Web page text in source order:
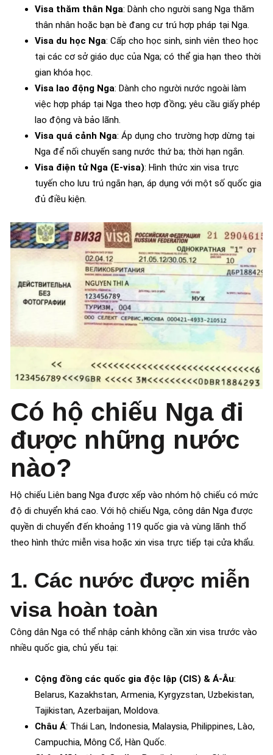
Visa thăm thân Nga: Dành cho người sang Nga thăm
thân nhân hoặc bạn bè đang cư trú hợp pháp tại Nga.
Visa du học Nga: Cấp cho học sinh, sinh viên theo học
tại các cơ sở giáo dục của Nga; có thể gia hạn theo thời
gian khóa học.
Visa lao động Nga: Dành cho người nước ngoài làm
việc hợp pháp tại Nga theo hợp đồng; yêu cầu giấy phép
lao động và bảo lãnh.
Visa quá cảnh Nga: Áp dụng cho trường hợp dừng tại
Nga để nối chuyến sang nước thứ ba; thời hạn ngắn.
Visa điện tử Nga (E-visa): Hình thức xin visa trực
tuyến cho lưu trú ngắn hạn, áp dụng với một số quốc gia
đủ điều kiện.
Có hộ chiếu Nga đi
được những nước
nào?
Hộ chiếu Liên bang Nga được xếp vào nhóm hộ chiếu có mức
độ di chuyển khá cao. Với hộ chiếu Nga, công dân Nga được
quyền di chuyển đến khoảng 119 quốc gia và vùng lãnh thổ
theo hình thức miễn visa hoặc xin visa trực tiếp tại cửa khẩu.
1. Các nước được miễn
visa hoàn toàn
Công dân Nga có thể nhập cảnh không cần xin visa trước vào
nhiều quốc gia, chủ yếu tại:
Cộng đồng các quốc gia độc lập (CIS) & Á-Âu:
Belarus, Kazakhstan, Armenia, Kyrgyzstan, Uzbekistan,
Tajikistan, Azerbaijan, Moldova.
Châu Á: Thái Lan, Indonesia, Malaysia, Philippines, Lào,
Campuchia, Mông Cổ, Hàn Quốc.